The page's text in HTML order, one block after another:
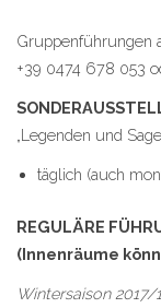
Gruppenführungen
+39 0474 678 053
„Legenden und
täglich (auch
REGULÄRE
(Innenräume
Wintersaison 2017/